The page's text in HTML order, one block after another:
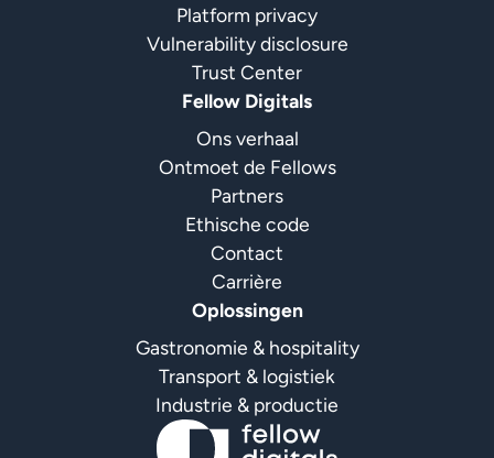
Platform privacy
Vulnerability disclosure
Trust Center
Fellow Digitals
Ons verhaal
Ontmoet de Fellows
Partners
Ethische code
Contact
Carrière
Oplossingen
Gastronomie & hospitality
Transport & logistiek
Industrie & productie